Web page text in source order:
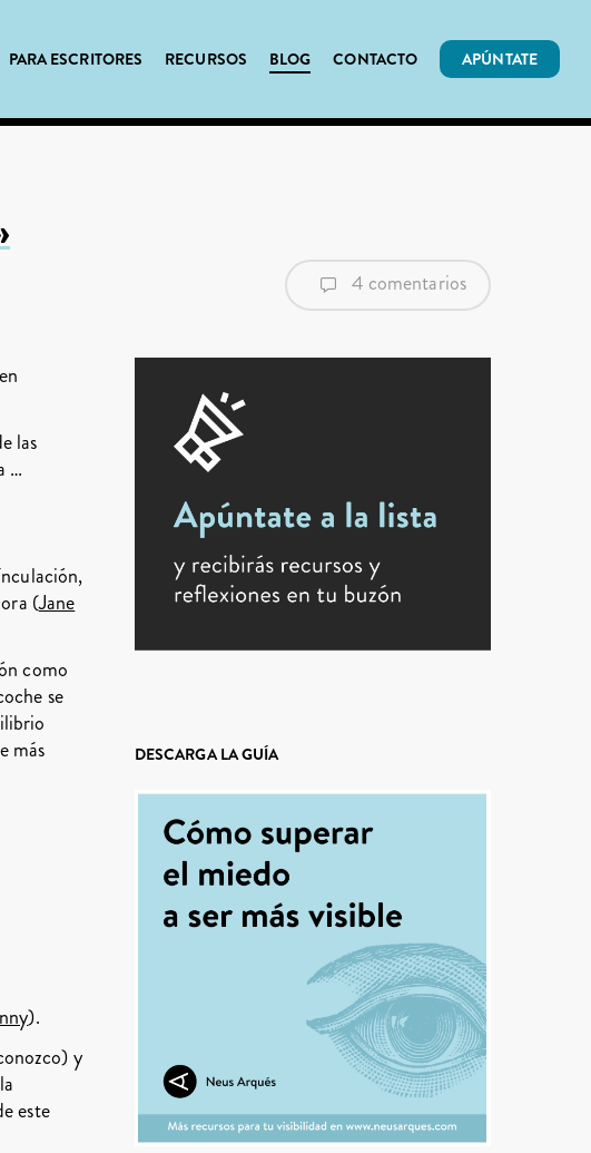
PARA ESCRITORES RECURSOS BLOG CONTACTO APÚNTATE
4 comentarios
las
…
(Jane
como
se
más
).
y
este
DESCARGA LA GUÍA